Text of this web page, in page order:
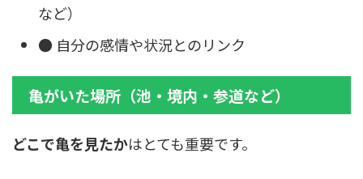
など）
● 自分の感情や状況とのリンク
亀がいた場所（池・境内・参道など）
どこで亀を見たかはとても重要です。